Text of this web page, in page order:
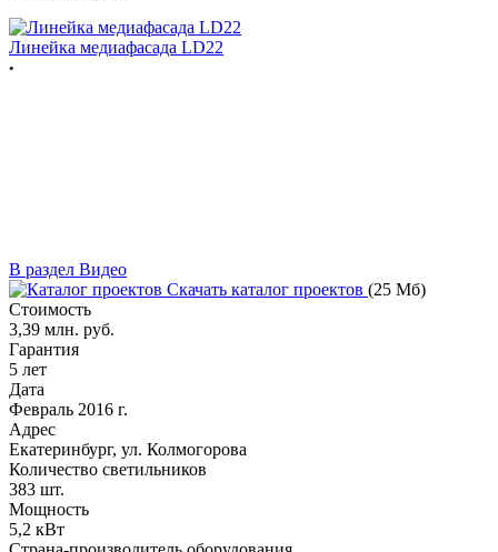
Линейка медиафасада LD22
•
В раздел Видео
Скачать каталог проектов (25 Мб)
Стоимость
3,39 млн. руб.
Гарантия
5 лет
Дата
Февраль 2016 г.
Адрес
Екатеринбург, ул. Колмогорова
Количество светильников
383 шт.
Мощность
5,2 кВт